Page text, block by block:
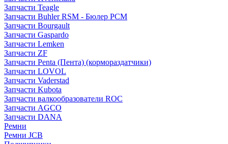
Запчасти Teagle
Запчасти Buhler RSM - Бюлер РСМ
Запчасти Bourgault
Запчасти Gaspardo
Запчасти Lemken
Запчасти ZF
Запчасти Penta (Пента) (кормораздатчики)
Запчасти LOVOL
Запчасти Vaderstad
Запчасти Kubota
Запчасти валкообразователи ROC
Запчасти AGCO
Запчасти DANA
Ремни
Ремни JCB